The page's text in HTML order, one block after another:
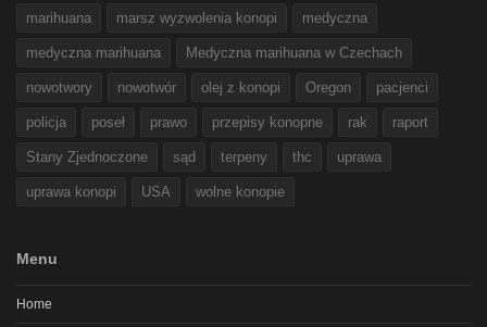
marihuana marsz wyzwolenia konopi medyczna
medyczna marihuana Medyczna marihuana w Czechach
nowotwory nowotwór olej z konopi Oregon pacjenci
policja poseł prawo przepisy konopne rak raport
Stany Zjednoczone sąd terpeny thc uprawa
uprawa konopi USA wolne konopie
Menu
Home